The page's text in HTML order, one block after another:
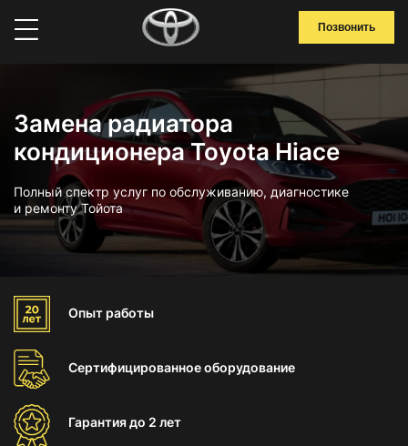
Позвонить
Замена радиатора
кондиционера Toyota Hiace
Полный спектр услуг по обслуживанию, диагностике
и ремонту Тойота
Опыт работы
Сертифицированноеоборудование
Гарантиядо 2 лет